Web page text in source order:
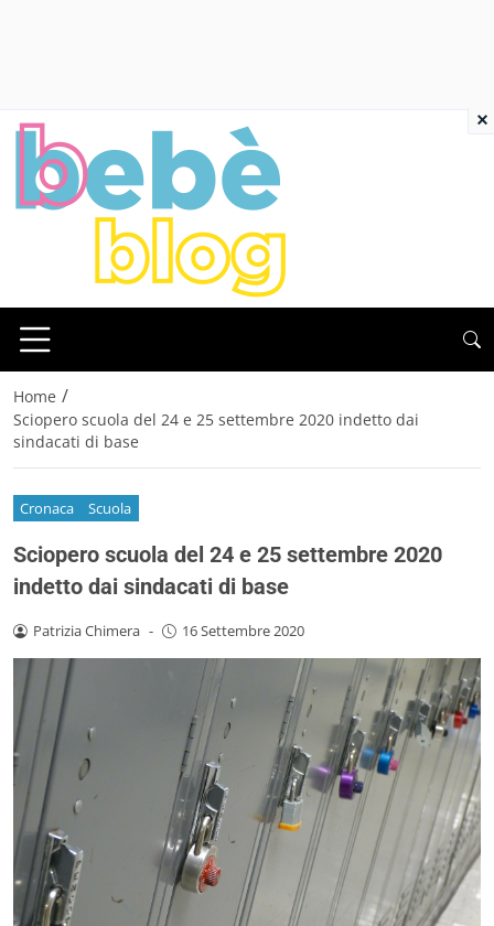
Home /
Sciopero scuola del 24 e 25 settembre 2020 indetto dai
sindacati di base
Cronaca Scuola
Sciopero scuola del 24 e 25 settembre 2020
indetto dai sindacati di base
Patrizia Chimera - 16 Settembre 2020
×